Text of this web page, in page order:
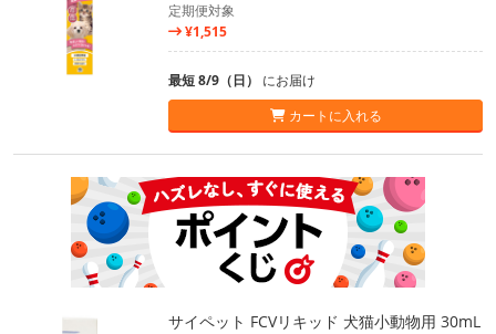
定期便対象
¥1,515
最短 8/9（日） にお届け
カートに入れる
サイペット FCVリキッド 犬猫小動物用 30mL